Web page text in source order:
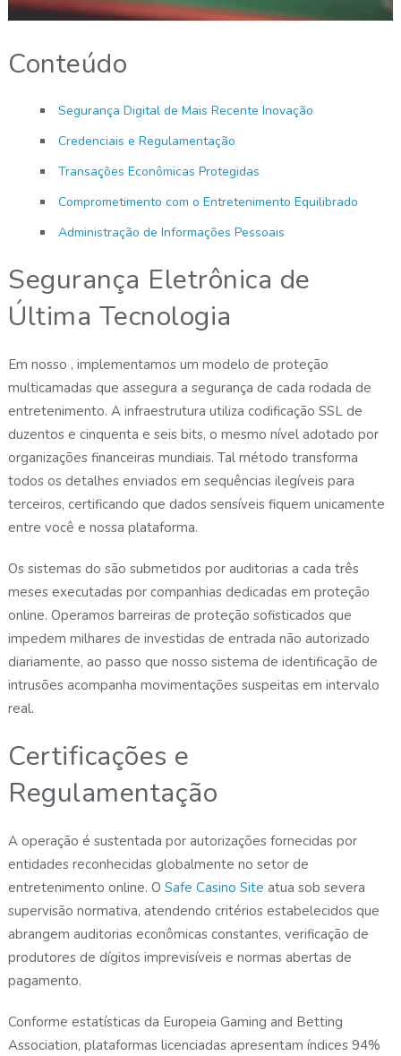
Conteúdo
Segurança Digital de Mais Recente Inovação
Credenciais e Regulamentação
Transações Econômicas Protegidas
Comprometimento com o Entretenimento Equilibrado
Administração de Informações Pessoais
Segurança Eletrônica de
Última Tecnologia
Em nosso , implementamos um modelo de proteção
multicamadas que assegura a segurança de cada rodada de
entretenimento. A infraestrutura utiliza codificação SSL de
duzentos e cinquenta e seis bits, o mesmo nível adotado por
organizações financeiras mundiais. Tal método transforma
todos os detalhes enviados em sequências ilegíveis para
terceiros, certificando que dados sensíveis fiquem unicamente
entre você e nossa plataforma.
Os sistemas do são submetidos por auditorias a cada três
meses executadas por companhias dedicadas em proteção
online. Operamos barreiras de proteção sofisticados que
impedem milhares de investidas de entrada não autorizado
diariamente, ao passo que nosso sistema de identificação de
intrusões acompanha movimentações suspeitas em intervalo
real.
Certificações e
Regulamentação
A operação é sustentada por autorizações fornecidas por
entidades reconhecidas globalmente no setor de
entretenimento online. O Safe Casino Site atua sob severa
supervisão normativa, atendendo critérios estabelecidos que
abrangem auditorias econômicas constantes, verificação de
produtores de dígitos imprevisíveis e normas abertas de
pagamento.
Conforme estatísticas da Europeia Gaming and Betting
Association, plataformas licenciadas apresentam índices 94%